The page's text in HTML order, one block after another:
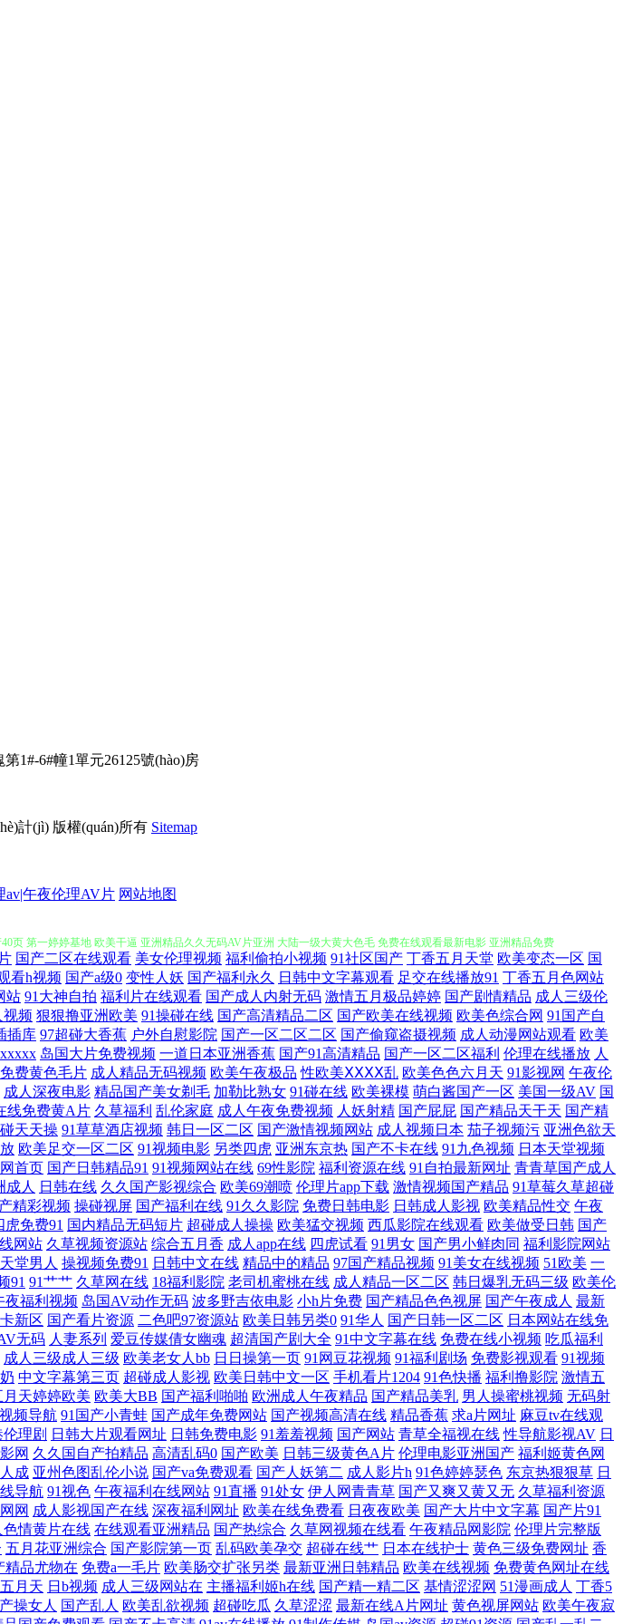
1#-6#幢1單元26125號(hào)房
計(jì) 版權(quán)所有 Sitemap
av|午夜伦理AV片 网站地图
人人人人 国产一区二区三区福利视频 日产nv300国产 最新午夜国内自拍视频 国产亚洲三级高清 激情婷婷网 忘忧
免费观看 国产精品久操视频 区二区蜜桃91 国产欧美日韩论坛 日韩一区二区 91成年进入人口 国产在线精品观看免
日韩e级免费 51视屏 国产在线视频91 成人中文字幕一区 免费看片鲁 星辰影视 成全影视 免费的网站wwww 亚洲
变态另类网 鲁一鲁一鲁一鲁一鲁 亚洲精品网站亚洲第一 丁香五月久久综合 欧美a四级片 亚洲精品日韩 成人免费
放 乱码日产精品bd 午夜色先锋 俺去爷新网 久久伊人精品视频 天天干精品在线 97电影午夜剧场 精品一区二区蜜
天堂2019天堂 97欧美国产自产 九九这里是精品 我偷偷跟亲妺作爱H在线观看 wwwly6080 久久青草线蕉国产 天天
品一区 春色校园综 免费在线观看a视频 亚洲人成电影在线观看 高清乱伦 欧美人与禽z 亚洲系列第一页 国产精品
观看 人人爽人妻精品A片二区 中文字幕一区二 国产亚洲第四页 日本有码在线中文字幕 91传媒免费 韩国av网站在
源库 日日夜夜青青草 高清一区二区三 色中色色导航 岛国肏逼在线 欧美很很日比 亚洲网站 国肏精品 欧美日韩豆
无码影院 中文字幕在线有码午夜 国产一性一交一伦一A片 日韩欧美视频一区 91人人妻人人操 狠狠鲁日韩在线 色
全在线观看高清的 免费h成年动漫在 亚洲AV色导航 成人a级毛 最新国产1024精品 国产在线精品福利大全 日韩中
色 老司机6794在线视 香港三日本8a三级 成全电影免费高清 蜜臀av勉费论理 亚洲a级片在线观看 成人另类天堂 欧
航 超碰九色91 欧美高清一区三 亚洲图片校园春色 国产精品片 日韩国产欧美网址 91欧美视频 激情亚洲网 婷婷五
区精密机械 国产九九九精品视频 人妖A片区 最近中文字幕在线中文高清版 国产成年女人毛 飘花电影在线观看网
高清 国产91md在线观看 欧美一级黑人一级 在线观看国产二级 国产欧美日韩va 日韩AV电影导航 91嫖娼 精品入
本大臿亚洲香蕉 最新三级免费 黑人影院 五十路息与子在线观看 超碰自拍 欧美19P在线 亚洲三级网址 国产妇女馒
国产二区在线观看 美女伦理视频 福利偷拍小视频 91社区国产 丁香五月天堂 欧美变态一区 国
看h视频 国产a级0 变性人妖 国产福利永久 日韩中文字幕观看 足交在线播放91 丁香五月色网站
站 91大神自拍 福利片在线观看 国产成人内射无码 激情五月极品婷婷 国产剧情精品 成人三级伦
视频 狠狠撸亚洲欧美 91操碰在线 国产高清精品二区 国产欧美在线视频 欧美色综合网 91国产自
插库 97超碰大香蕉 户外自慰影院 国产一区二区二区 国产偷窥盗摄视频 成人动漫网站观看 欧美
岛国大片免费视频 一道日本亚洲香蕉 国产91高清精品 国产一区二区福利 伦理在线播放 人
免费黄色毛片 成人精品无码视频 欧美午夜极品 性欧美ⅩⅩⅩⅩ乱 欧美色色六月天 91影视网 午夜伦
成人深夜电影 精品国产美女剃毛 加勒比熟女 91碰在线 欧美裸模 萌白酱国产一区 美国一级AV 国
线免费黄A片 久草福利 乱伦家庭 成人午夜免费视频 人妖射精 国产屁屁 国产精品天干天 国产精
天天操 91草草酒店视频 韩日一区二区 国产激情视频网站 成人视频日本 茄子视频污 亚洲色欲天
欧美足交一区二区 91视频电影 另类四虎 亚洲东京热 国产不卡在线 91九色视频 日本天堂视频
首页 国产日韩精品91 91视频网站在线 69性影院 福利资源在线 91自拍最新网址 青青草国产成人
成人 日韩在线 久久国产影视综合 欧美69潮喷 伦理片app下载 激情视频国产精品 91草莓久草超碰
精彩视频 操碰视屏 国产福利在线 91久久影院 免费日韩电影 日韩成人影视 欧美精品性交 午夜
虎免费91 国内精品无码短片 超碰成人操操 欧美猛交视频 西瓜影院在线观看 欧美做受日韩 国产
网站 久草视频资源站 综合五月香 成人app在线 四虎试看 91男女 国产男小鲜肉同 福利影院网站
堂男人 操视频免费91 日韩中文在线 精品中的精品 97国产精品视频 91美女在线视频 51欧美 一
91 91艹艹 久草网在线 18福利影院 老司机蜜桃在线 成人精品一区二区 韩日爆乳无码三级 欧美伦
夜福利视频 岛国AV动作无码 波多野吉依电影 小h片免费 国产精品色色视屏 国产午夜成人 最新
新区 国产看片资源 二色吧97资源站 欧美日韩另类0 91华人 国产日韩一区二区 日本网站在线免
无码 人妻系列 爱豆传媒倩女幽魂 超清国产剧大全 91中文字幕在线 免费在线小视频 吃瓜福利
成人三级成人三级 欧美老女人bb 日日操第一页 91网豆花视频 91福利剧场 免费影视观看 91视频
中文字幕第三页 超碰成人影视 欧美日韩中文一区 手机看片1204 91色快播 福利撸影院 激情五
月天婷婷欧美 欧美大BB 国产福利啪啪 欧洲成人午夜精品 国产精品美乳 男人操蜜桃视频 无码射
频导航 91国产小青蛙 国产成年免费网站 国产视频高清在线 精品香蕉 求a片网址 麻豆tv在线观
理剧 日韩大片观看网址 日韩免费电影 91羞羞视频 国产网站 青草全福视在线 性导航影视AV 日
网 久久国自产拍精品 高清乱码0 国产欧美 日韩三级黄色A片 伦理电影亚洲国产 福利姬黄色网
成 亚州色图乱伦小说 国产va免费观看 国产人妖第二 成人影片h 91色婷婷瑟色 东京热狠狠草 日
导航 91视色 午夜福利在线网站 91直播 91处女 伊人网青青草 国产又爽又黄又无 久草福利资源
网 成人影视国产在线 深夜福利网址 欧美在线免费看 日夜夜欧美 国产大片中文字幕 国产片91
色情黄片在线 在线观看亚洲精品 国产热综合 久草网视频在线看 午夜精品网影院 伦理片完整版
五月花亚洲综合 国产影院第一页 乱码欧美孕交 超碰在线艹 日本在线护士 黄色三级免费网址 香
精品尤物在 免费a一毛片 欧美肠交扩张另类 最新亚洲日韩精品 欧美在线视频 免费黄色网址在线
月天 日b视频 成人三级网站在 主播福利姬h在线 国产精一精二区 基情涩涩网 51漫画成人 丁香5
操女人 国产乱人 欧美乱欲视频 超碰吃瓜 久草涩涩 最新在线A片网址 黄色视屏网站 欧美午夜寂